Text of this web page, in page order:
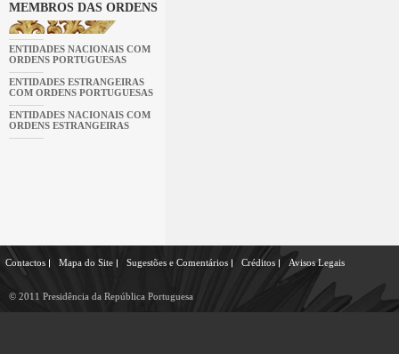
MEMBROS DAS ORDENS
ENTIDADES NACIONAIS COM
ORDENS PORTUGUESAS
ENTIDADES ESTRANGEIRAS
COM ORDENS PORTUGUESAS
ENTIDADES NACIONAIS COM
ORDENS ESTRANGEIRAS
Contactos Mapa do Site Sugestões e Comentários Créditos Avisos Legais
© 2011 Presidência da República Portuguesa